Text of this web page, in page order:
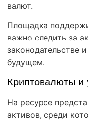
валют.
Площадка
важно следить за
законодательстве
будущем.
Криптовалюты и
На ресурсе
активов, среди